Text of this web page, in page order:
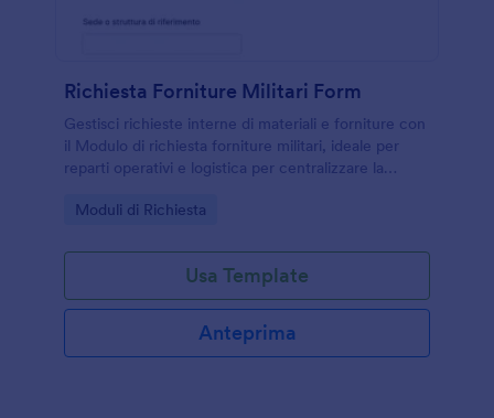
Richiesta Forniture Militari Form
Gestisci richieste interne di materiali e forniture con
il Modulo di richiesta forniture militari, ideale per
reparti operativi e logistica per centralizzare la
Go to Category:
Moduli di Richiesta
Usa Template
Anteprima